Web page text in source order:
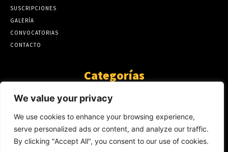
We value your privacy
We use cookies to enhance your browsing experience,
serve personalized ads or content, and analyze our traffic.
By clicking "Accept All", you consent to our use of cookies.
SUSCRIPCIONES
GALERÍA
CONVOCATORIAS
CONTACTO
Categorías
ARTÍCULOS
GUANTE DE SEDA
AL CALOR DE LA PALABRA
Y YO QUE SÉ
423
NOTICIAS
234